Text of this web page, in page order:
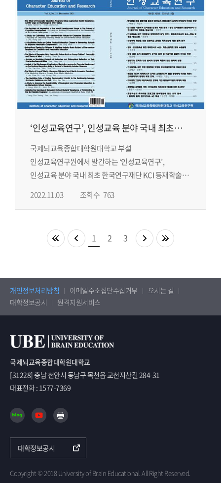
‘인성교육연구’, 인성교육 분야 국내 최초
한국연구재단 KCI 등재학술지 선정
국제뇌교육종합대학원대학교 부설
인성교육연구원에서 발간하는 ‘인성교육연구’,
인성교육 분야 국내 최초 한국연구재단 KCI 등재학술지
2022.11.03 조회수 763
1 2 3
개인정보처리방침 이메일주소집단수집거부
오시는 길
대학정보공시
원격지원서비스
국제뇌교육종합대학원대학교
[31228] 충남 천안시 동남구 목천읍 교천지산길 284-31
대표전화 : 1577-7369
대학정보공시
Copyright © 2018 University of Brain Educational. All Right Reserved.